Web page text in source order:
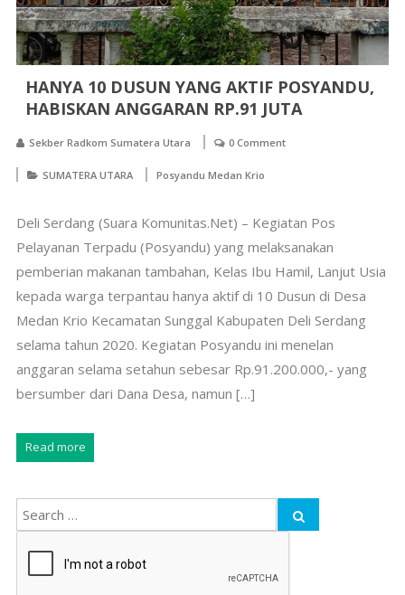
HANYA 10 DUSUN YANG AKTIF POSYANDU,
HABISKAN ANGGARAN RP.91 JUTA
Sekber Radkom Sumatera Utara 0 Comment
SUMATERA UTARA Posyandu Medan Krio
Deli Serdang (Suara Komunitas.Net) – Kegiatan Pos
Pelayanan Terpadu (Posyandu) yang melaksanakan
pemberian makanan tambahan, Kelas Ibu Hamil, Lanjut Usia
kepada warga terpantau hanya aktif di 10 Dusun di Desa
Medan Krio Kecamatan Sunggal Kabupaten Deli Serdang
selama tahun 2020. Kegiatan Posyandu ini menelan
anggaran selama setahun sebesar Rp.91.200.000,- yang
bersumber dari Dana Desa, namun […]
Read more